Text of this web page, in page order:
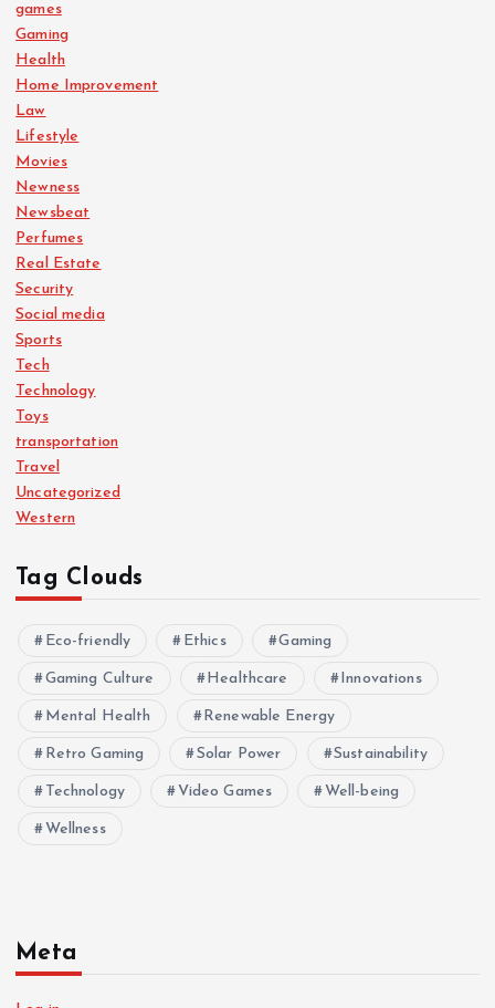
games
Gaming
Health
Home Improvement
Law
Lifestyle
Movies
Newness
Newsbeat
Perfumes
Real Estate
Security
Social media
Sports
Tech
Technology
Toys
transportation
Travel
Uncategorized
Western
Tag Clouds
Eco-friendly Ethics Gaming
Gaming Culture Healthcare Innovations
Mental Health Renewable Energy
Retro Gaming Solar Power Sustainability
Technology Video Games Well-being
Wellness
Meta